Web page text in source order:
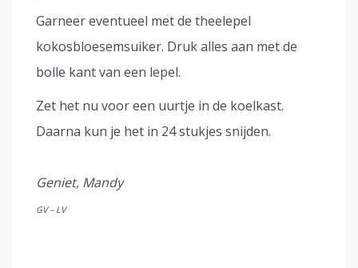
Garneer eventueel met de theelepel
kokosbloesemsuiker. Druk alles aan met de
bolle kant van een lepel.
Zet het nu voor een uurtje in de koelkast.
Daarna kun je het in 24 stukjes snijden.
Geniet, Mandy
GV – LV